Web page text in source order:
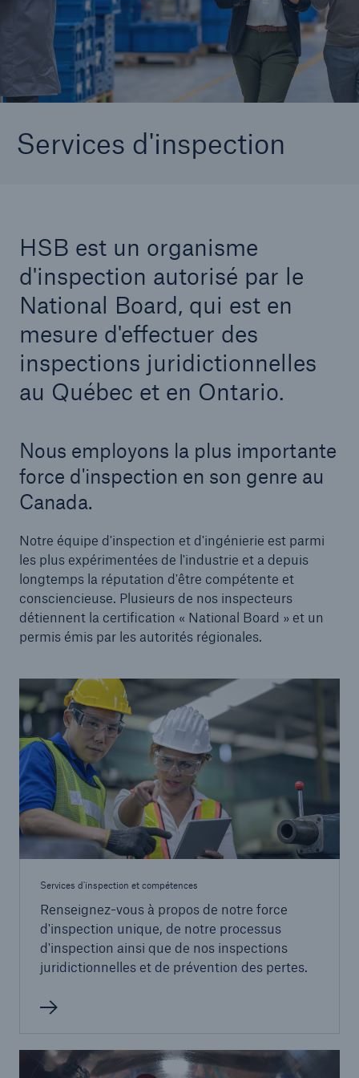
Services d'inspection
HSB est un organisme
d'inspection autorisé par le
National Board, qui est en
mesure d'effectuer des
inspections juridictionnelles
au Québec et en Ontario.
Nous employons la plus importante
force d'inspection en son genre au
Canada.
Notre équipe d'inspection et d'ingénierie est parmi
les plus expérimentées de l'industrie et a depuis
longtemps la réputation d'être compétente et
consciencieuse. Plusieurs de nos inspecteurs
détiennent la certification « National Board » et un
permis émis par les autorités régionales.
Services d'inspection et compétences
Renseignez-vous à propos de notre force
d'inspection unique, de notre processus
d'inspection ainsi que de nos inspections
juridictionnelles et de prévention des pertes.
Aller à la page
Inspections des équipements
Compétences d'inspection
Demander une inspection
Contacter le Service de l'inspection